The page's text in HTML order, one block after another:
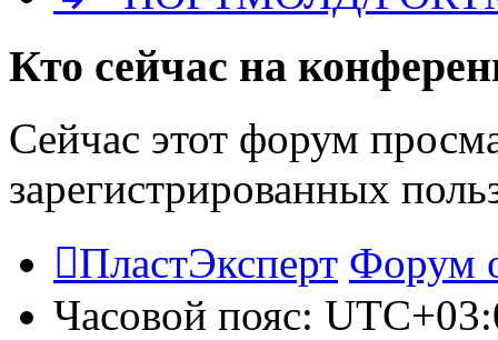
Кто сейчас на
Сейчас этот форум
зарегистрированных
ПластЭксперт Форум
Часовой пояс: